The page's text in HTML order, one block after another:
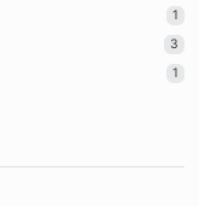
1
3
1